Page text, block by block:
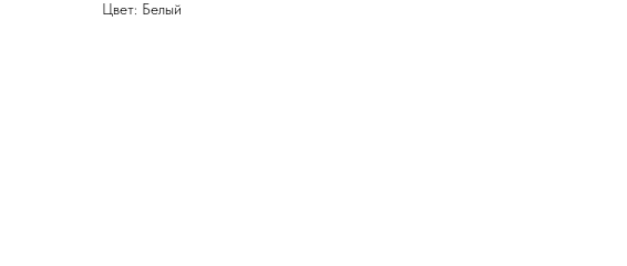
Цвет: Белый